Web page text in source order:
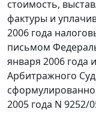
стоимость,
фактуры и
2006 года
письмом
января 2006 года
Арбитражного
2005 года N 9252/